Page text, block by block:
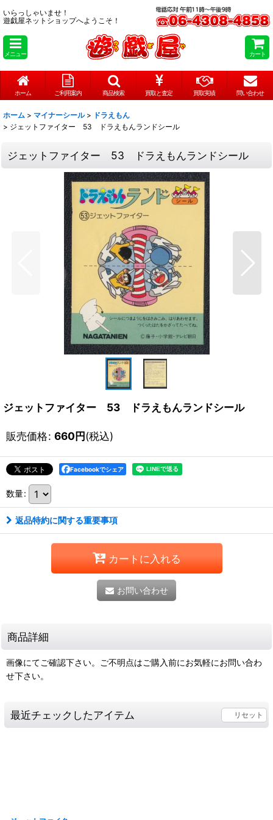
いらっしゃいませ！
遊戯屋ネットショップへようこそ！
メニュー カート
ホーム ご利用案内 商品検索 買取と査定 買取実績 問い合わせ
ホーム > マイナーシール > ドラえもん
> ジェットファイター 53 ドラえもんランドシール
ジェットファイター 53 ドラえもんランドシール
ジェットファイター 53 ドラえもんランドシール
販売価格: 660円(税込)
Facebookでシェア
数量:
返品特約に関する重要事項
カートに入れる
お問い合わせ
商品詳細
画像にてご確認下さい。ご不明点はご購入前にお気軽にお問い合わ
せ下さい。
最近チェックしたアイテム リセット